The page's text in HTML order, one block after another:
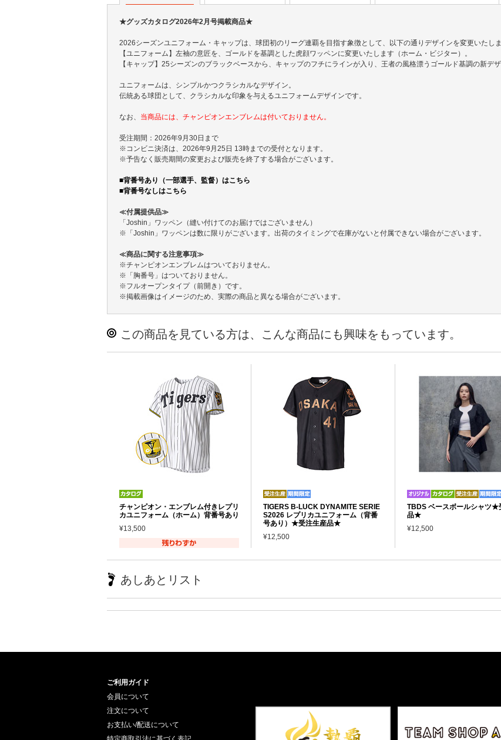
★グッズカタログ2026年2月号掲載商品★
2026シーズンユニフォーム・キャップは、球団初のリーグ連覇を目指す象徴として、以下の通りデザインを変更いたしま
【ユニフォーム】左袖の意匠を、ゴールドを基調とした虎顔ワッペンに変更いたします（ホーム・ビジター）。
【キャップ】25シーズンのブラックベースから、キャップのフチにラインが入り、王者の風格漂うゴールド基調の新デ
ユニフォームは、シンプルかつクラシカルなデザイン。
伝統ある球団として、クラシカルな印象を与えるユニフォームデザインです。
なお、 当商品には、チャンピオンエンブレムは付いておりません。
受注期間：2026年9月30日まで
※コンビニ決済は、2026年9月25日 13時までの受付となります。
※予告なく販売期間の変更および販売を終了する場合がございます。
■背番号あり（一部選手、監督）はこちら
■背番号なしはこちら
≪付属提供品≫
「Joshin」ワッペン（縫い付けてのお届けではございません）
※「Joshin」ワッペンは数に限りがございます。出荷のタイミングで在庫がないと付属できない場合がございます。
≪商品に関する注意事項≫
※チャンピオンエンブレムはついておりません。
※「胸番号」はついておりません。
※フルオープンタイプ（前開き）です。
※掲載画像はイメージのため、実際の商品と異なる場合がございます。
この商品を見ている方は、こんな商品にも興味をもっています。
チャンピオン・エンブレム付きレプリ
カユニフォーム（ホーム）背番号あり
¥13,500
TIGERS B-LUCK DYNAMITE SERIE
S2026 レプリカユニフォーム（背番
号あり）★受注生産品★
¥12,500
TBDS ベースボールシャツ★
品★
¥12,500
あしあとリスト
ご利用ガイド
会員について
注文について
お支払い/配送について